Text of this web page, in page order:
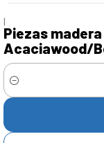
|
Piezas
Acaciawood/
Cantidad